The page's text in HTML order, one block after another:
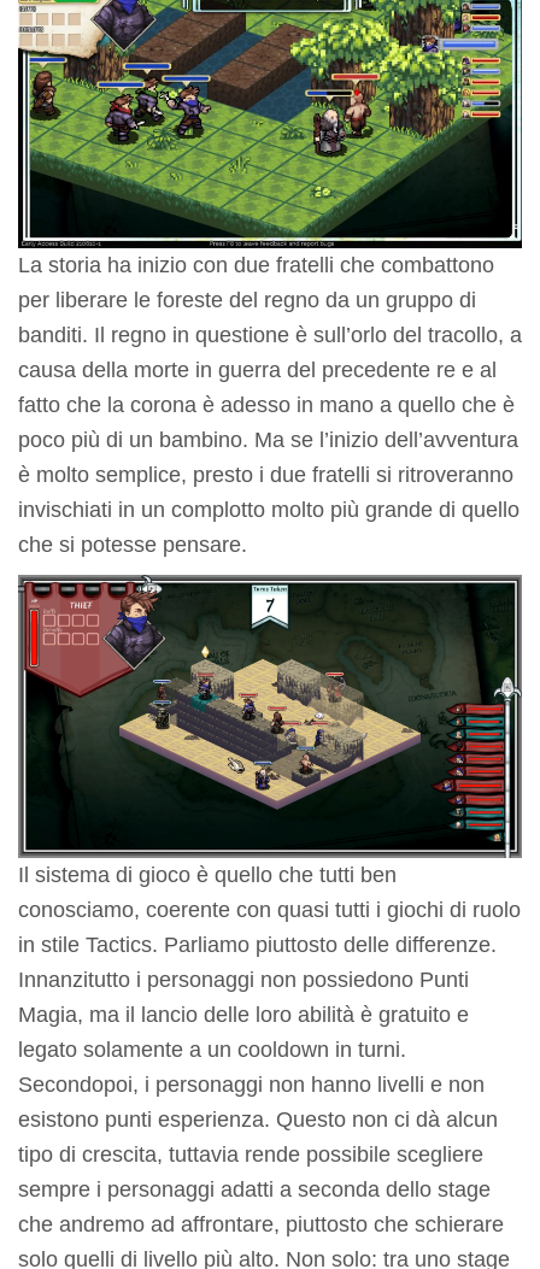
La storia ha inizio con due fratelli che combattono
per liberare le foreste del regno da un gruppo di
banditi. Il regno in questione è sull’orlo del tracollo, a
causa della morte in guerra del precedente re e al
fatto che la corona è adesso in mano a quello che è
poco più di un bambino. Ma se l’inizio dell’avventura
è molto semplice, presto i due fratelli si ritroveranno
invischiati in un complotto molto più grande di quello
che si potesse pensare.
Il sistema di gioco è quello che tutti ben
conosciamo, coerente con quasi tutti i giochi di ruolo
in stile Tactics. Parliamo piuttosto delle differenze.
Innanzitutto i personaggi non possiedono Punti
Magia, ma il lancio delle loro abilità è gratuito e
legato solamente a un cooldown in turni.
Secondopoi, i personaggi non hanno livelli e non
esistono punti esperienza. Questo non ci dà alcun
tipo di crescita, tuttavia rende possibile scegliere
sempre i personaggi adatti a seconda dello stage
che andremo ad affrontare, piuttosto che schierare
solo quelli di livello più alto. Non solo: tra uno stage